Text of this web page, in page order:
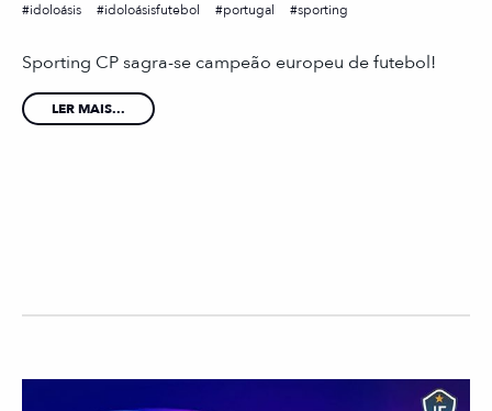
idoloásis
idoloásisfutebol portugal sporting
Sporting CP sagra-se campeão europeu de futebol!
LER MAIS...